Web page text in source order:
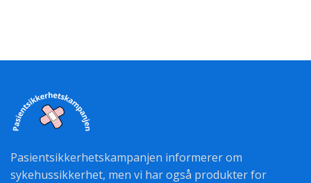
Pasientsikkerhetskampanjen informerer om
sykehussikkerhet, men vi har også produkter for